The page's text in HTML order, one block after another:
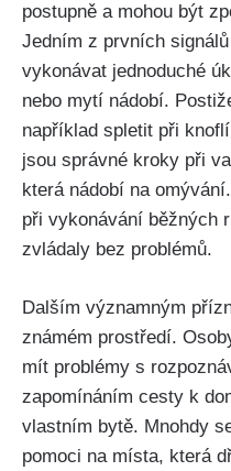
postupně a mohou být
Jedním z prvních
vykonávat jednoduché
nebo mytí nádobí.
například spletit při
jsou správné kroky při
která nádobí na
při vykonávání běžných
zvládaly bez problémů.
Dalším významným
známém prostředí.
mít problémy s
zapomínáním cesty k
vlastním bytě. Mnohdy
pomoci na místa, která